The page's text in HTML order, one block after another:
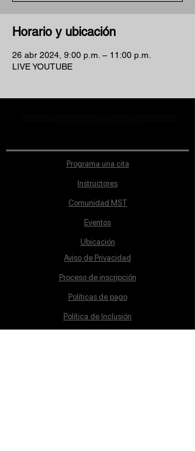
Horario y ubicación
26 abr 2024, 9:00 p.m. – 11:00 p.m.
LIVE YOUTUBE
Programa una cita
Instructores
Comunidad MST
Eventos
Ubicación
Aviso de Privacidad
Proceso de inscripción
Políticas de pago
Política de Inclusión